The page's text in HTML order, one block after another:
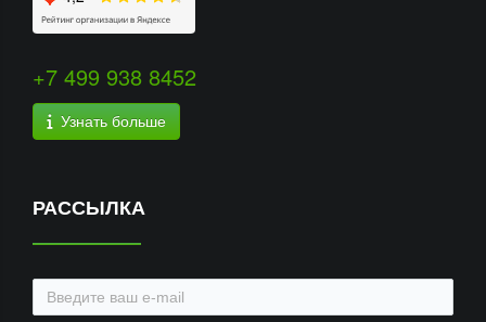
+7 499 938 8452
Узнать больше
РАССЫЛКА